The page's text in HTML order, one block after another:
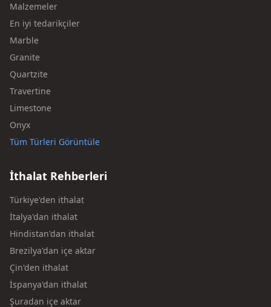
Malzemeler
En iyi tedarikçiler
Marble
Granite
Quartzite
Travertine
Limestone
Onyx
Tüm Türleri Görüntüle
İthalat Rehberleri
Türkiye'den ithalat
İtalya'dan ithalat
Hindistan'dan ithalat
Brezilya'dan içe aktar
Çin'den ithalat
İspanya'dan ithalat
Şuradan içe aktar